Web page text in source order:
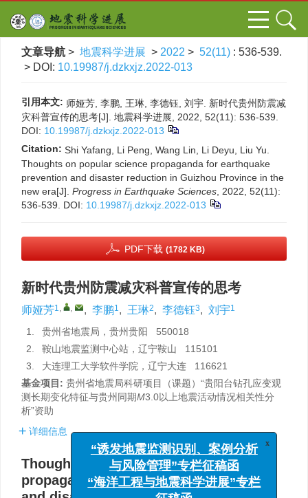
文章导航 > 地震科学进展 > 2022 > 52(11) : 536-539.
> DOI: 10.19987/j.dzkxjz.2022-013
引用本文: 师娅芳, 李鹏, 王琳, 李德钰, 刘宇. 新时代贵州防震减
灾科普宣传的思考[J]. 地震科学进展, 2022, 52(11): 536-539.
DOI: 10.19987/j.dzkxjz.2022-013
Citation: Shi Yafang, Li Peng, Wang Lin, Li Deyu, Liu Yu.
Thoughts on popular science propaganda for earthquake
prevention and disaster reduction in Guizhou Province in the
new era[J]. Progress in Earthquake Sciences , 2022, 52(11):
536-539. DOI: 10.19987/j.dzkxjz.2022-013
PDF下载 (1782 KB)
新时代贵州防震减灾科普宣传的思考
师娅芳1, , , 李鹏1, 王琳2, 李德钰3, 刘宇1
1.
贵州省地震局，贵州贵阳 550018
2.
鞍山地震监测中心站，辽宁鞍山 115101
3.
大连理工大学软件学院，辽宁大连 116621
基金项目: 贵州省地震局科研项目（课题）“贵阳台钻孔应变观
测长期变化特征与贵州同期M3.0以上地震活动情况相关性分
析”资助
详细信息
Thoughts on popular science
propaganda for earthquake prevention
x
“诱发地震监测识别、案例分析
与风险管理”专栏征稿函
“海洋工程与地震科学进展”专栏
征稿函